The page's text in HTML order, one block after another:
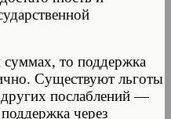
то поддержка
Существуют льготы
послаблений —
через